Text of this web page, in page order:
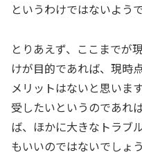
というわけではないよう
とりあえず、ここまでが
けが目的であれば、現時
メリットはないと思いま
受したいというのであれ
ば、ほかに大きなトラブ
もいいのではないでしょう